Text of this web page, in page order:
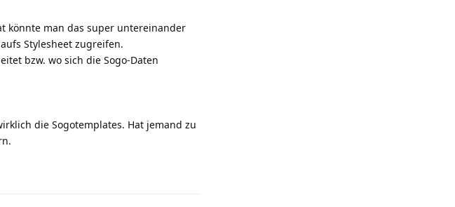
könnte man das super untereinander
Stylesheet zugreifen.
bzw. wo sich die Sogo-Daten
die Sogotemplates. Hat jemand zu